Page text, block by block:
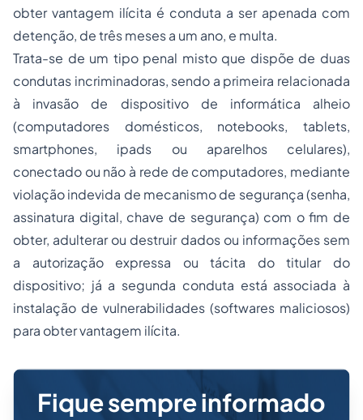
obter vantagem ilícita é conduta a ser apenada com
detenção, de três meses a um ano, e multa.
Trata-se de um tipo penal misto que dispõe de duas
condutas incriminadoras, sendo a primeira relacionada
à invasão de dispositivo de informática alheio
(computadores domésticos, notebooks, tablets,
smartphones, ipads ou aparelhos celulares),
conectado ou não à rede de computadores, mediante
violação indevida de mecanismo de segurança (senha,
assinatura digital, chave de segurança) com o fim de
obter, adulterar ou destruir dados ou informações sem
a autorização expressa ou tácita do titular do
dispositivo; já a segunda conduta está associada à
instalação de vulnerabilidades (softwares maliciosos)
para obter vantagem ilícita.
Fique sempre informado